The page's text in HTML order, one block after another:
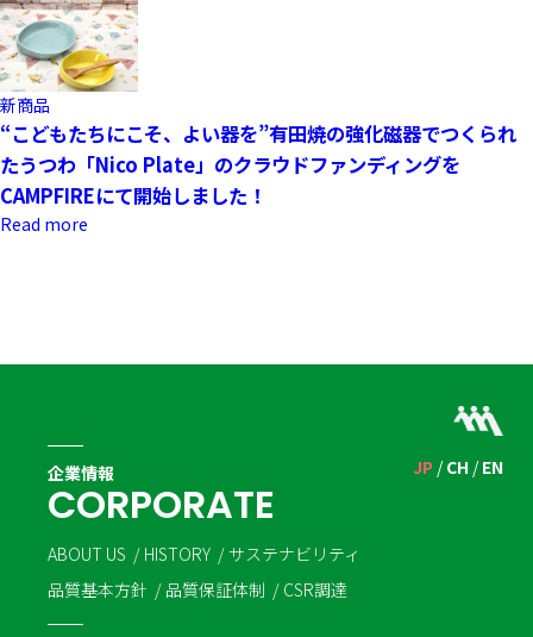
新商品
“こどもたちにこそ、よい器を”有田焼の強化磁器でつくられ
たうつわ「Nico Plate」のクラウドファンディングを
CAMPFIREにて開始しました！
Read more
JP CH EN
企業情報
CORPORATE
ABOUT US HISTORY
サステナビリティ
品質基本方針
品質保証体制 CSR調達